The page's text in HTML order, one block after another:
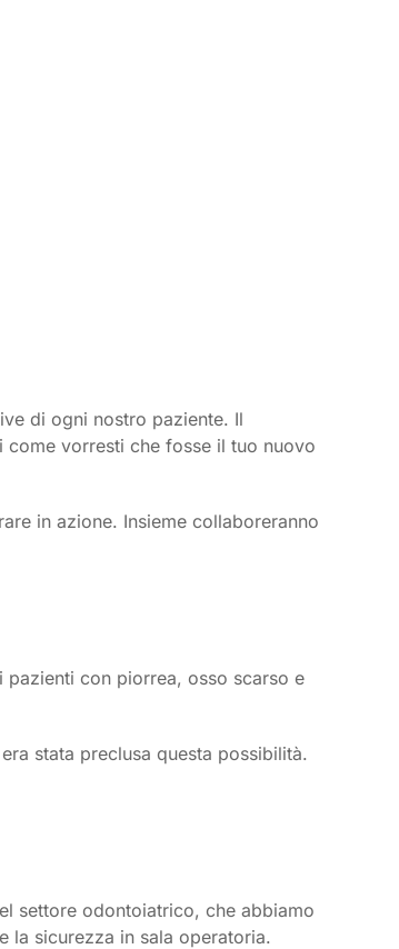
di ogni nostro paziente. Il
vorresti che fosse il tuo nuovo
in azione. Insieme collaboreranno
con piorrea, osso scarso e
stata preclusa questa possibilità.
settore odontoiatrico, che abbiamo
la sicurezza in sala operatoria.